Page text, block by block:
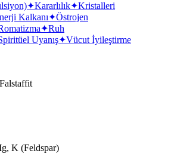
✦Kararlılık✦Kristalleri
Kalkanı✦Östrojen
✦Ruh
Uyanış✦Vücut İyileştirme
K (Feldspar)